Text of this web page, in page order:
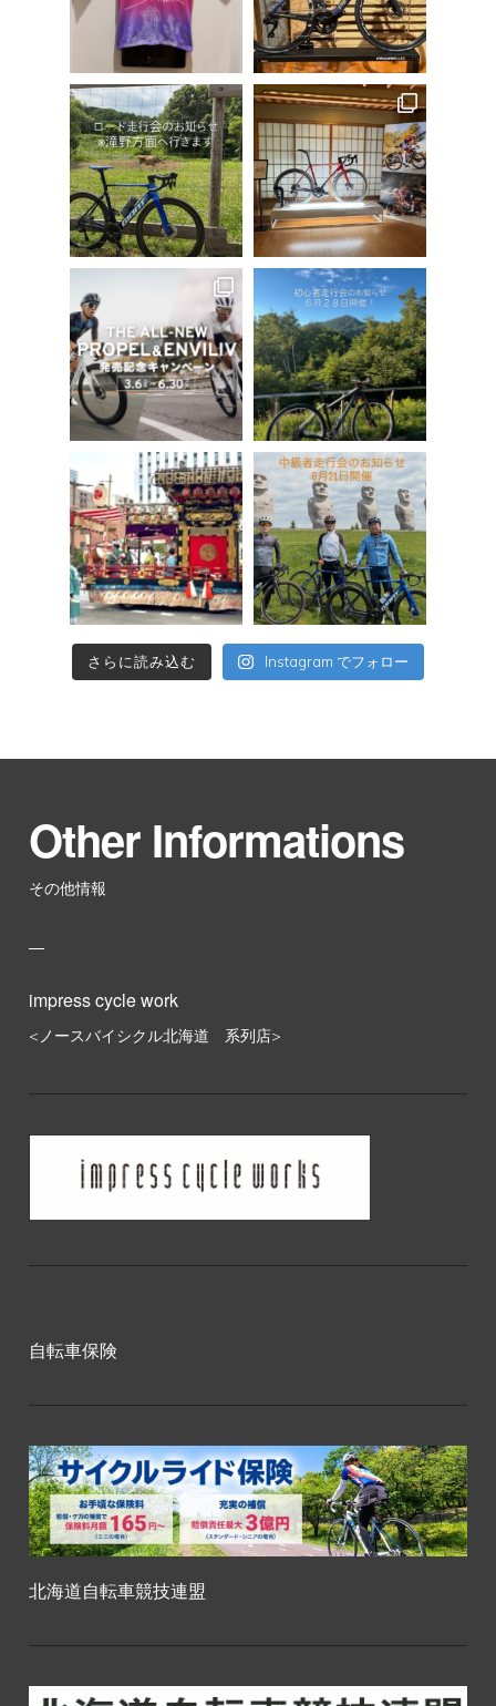
さらに読み込む Instagram でフォロー
Other Informations
その他情報
impress cycle work
<ノースバイシクル北海道 系列店>
自転車保険
北海道自転車競技連盟